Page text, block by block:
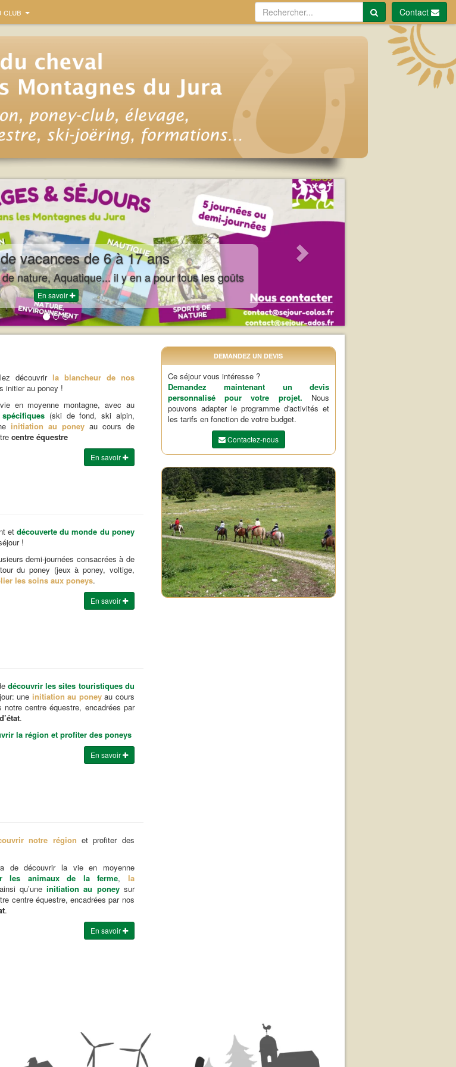
club Contact
vacances de 6 à 17 ans
nature, Aquatique... il y en a pour tous les goûts
En savoir
découvrir la blancheur de nos
initier au poney !
en moyenne montagne, avec au
(ski de fond, ski alpin,
initiation au poneyau cours de
centre équestre
En savoir
etdécouverte du monde du poney
!
demi-journées consacrées à de
du poney (jeux à poney, voltige,
les soins aux poneys.
En savoir
découvrir les sites touristiques du
une initiation au poneyau cours
centre équestre, encadrées par
.
la région et profiter des poneys
En savoir
notre région et profiter des
de découvrir la vie en moyenne
les animaux de la ferme, la
qu’uneinitiation au poneysur
centre équestre, encadrées par nos
.
En savoir
DEMANDEZ UN DEVIS
Ce séjour vous intéresse ?
Demandez maintenant un devis
personnalisé pour votre projet. Nous
pouvons adapter le programme d'activités et
les tarifs en fonction de votre budget.
Contactez-nous